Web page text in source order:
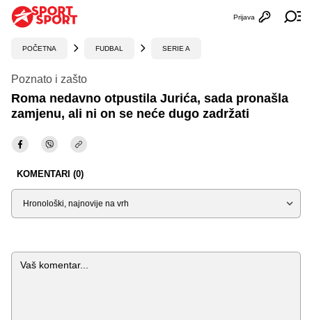
Otvori
Prijava
POČETNA FUDBAL SERIE A
Poznato i zašto
Roma nedavno otpustila Jurića, sada pronašla
zamjenu, ali ni on se neće dugo zadržati
KOMENTARI (0)
Sortiraj
Komentar